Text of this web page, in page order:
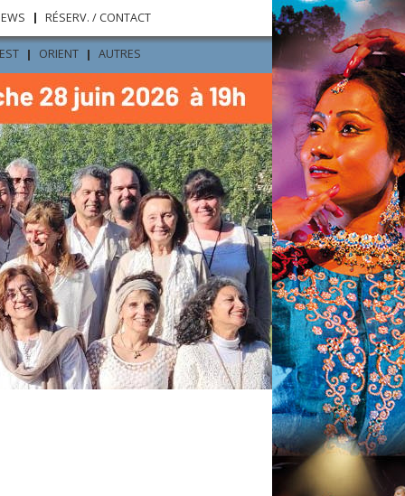
RÉSERV. / CONTACT
ORIENT AUTRES